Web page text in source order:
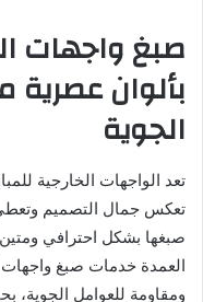
صبغ واجهات
بألوان
الجوية
تعد الواجهات الخارجية
تعكس جمال التصميم وتعطي
صبغها بشكل احترافي
العمدة خدمات صبغ واجهات
ومقاومة للعوامل الجوية،